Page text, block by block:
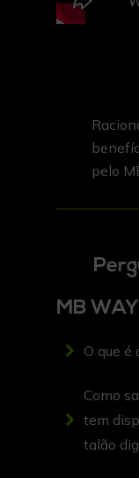
pelo
cerca
MB
O que é
Como
tem
talão